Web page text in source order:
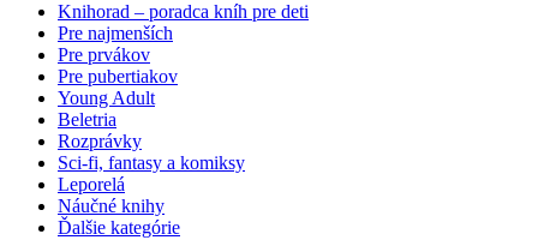
Knihorad – poradca kníh pre deti
Pre najmenších
Pre prvákov
Pre pubertiakov
Young Adult
Beletria
Rozprávky
Sci-fi, fantasy a komiksy
Leporelá
Náučné knihy
Ďalšie kategórie